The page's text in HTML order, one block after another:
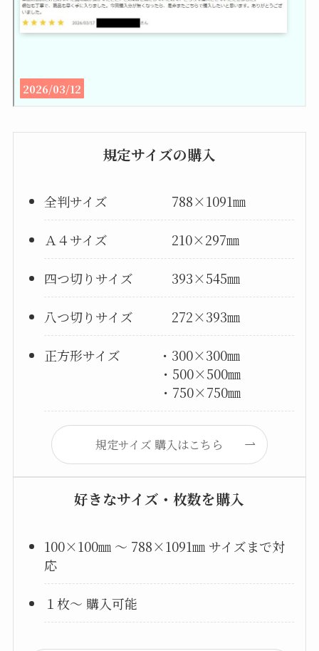
規定サイズの購入
全判サイズ 788×1091㎜
Ａ４サイズ 210×297㎜
四つ切りサイズ 393×545㎜
八つ切りサイズ 272×393㎜
正方形サイズ ・300×300㎜
・500×500㎜
・750×750㎜
規定サイズ 購入はこちら
好きなサイズ・枚数を購入
100×100㎜ ～ 788×1091㎜ サイズまで対
応
１枚～ 購入可能